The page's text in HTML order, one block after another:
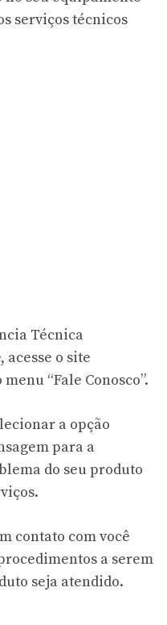
serviços técnicos
Técnica
o site
“Fale Conosco”.
a opção
para a
do seu produto
contato com você
a serem
seja atendido.